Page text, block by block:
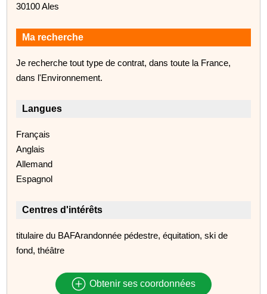
30100 Ales
Ma recherche
Je recherche tout type de contrat, dans toute la France,
dans l'Environnement.
Langues
Français
Anglais
Allemand
Espagnol
Centres d'intérêts
titulaire du BAFArandonnée pédestre, équitation, ski de
fond, théâtre
Obtenir ses coordonnées